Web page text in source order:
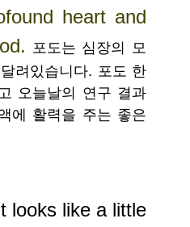
heart and
포도는 심장의 모
려있습니다. 포도 한
오늘날의 연구 결과
에 활력을 주는 좋은
looks like a little